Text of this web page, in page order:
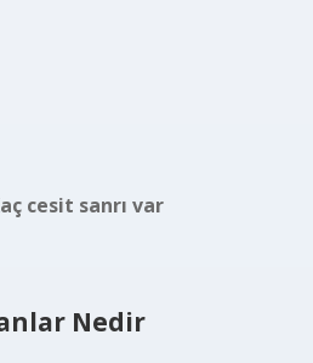
cesit sanrı var
Nedir